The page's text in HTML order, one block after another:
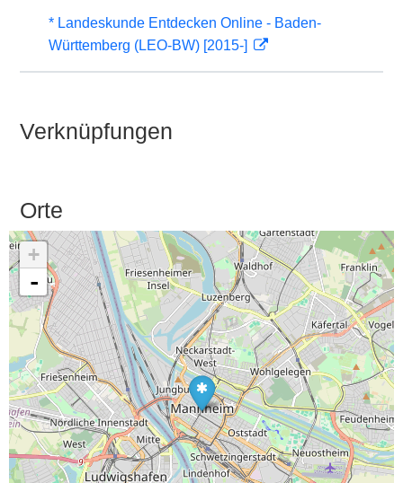
* Landeskunde Entdecken Online - Baden-
Württemberg (LEO-BW) [2015-]
Verknüpfungen
Orte
+
-